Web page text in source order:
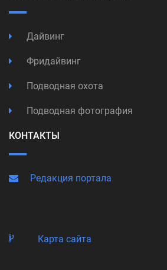
Дайвинг
Фридайвинг
Подводная охота
Подводная фотография
КОНТАКТЫ
Редакция портала
Карта сайта